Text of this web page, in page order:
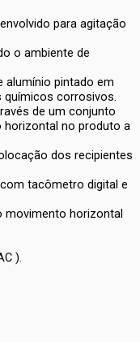
para agitação
o ambiente de
alumínio pintado em
corrosivos.
de um conjunto
no produto a
dos recipientes
tacômetro digital e
movimento horizontal
).